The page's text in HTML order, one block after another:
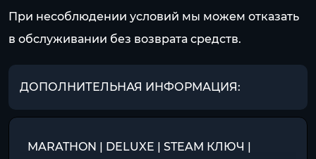
При несоблюдении условий мы можем отказать
в обслуживании без возврата средств.
ДОПОЛНИТЕЛЬНАЯ ИНФОРМАЦИЯ:
MARATHON | DELUXE | STEAM КЛЮЧ |